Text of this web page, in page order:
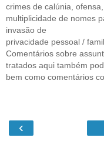
crimes de calúnia,
multiplicidade de nomes
invasão de
privacidade pessoal /
Comentários sobre
tratados aqui também
bem como comentários
‹